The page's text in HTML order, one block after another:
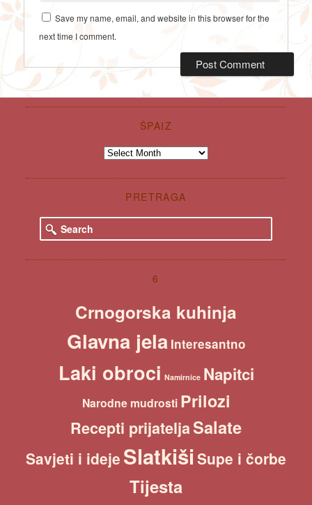
Save my name, email, and website in this browser for the
next time I comment.
ŠPAIZ
Špaiz
PRETRAGA
e
r
6
Crnogorska kuhinja
Glavna jela Interesantno
Laki obroci Namirnice Napitci
Narodne mudrosti Prilozi
Recepti prijateljaSalate
Savjeti i ideje Slatkiši Supe i čorbe
Tijesta